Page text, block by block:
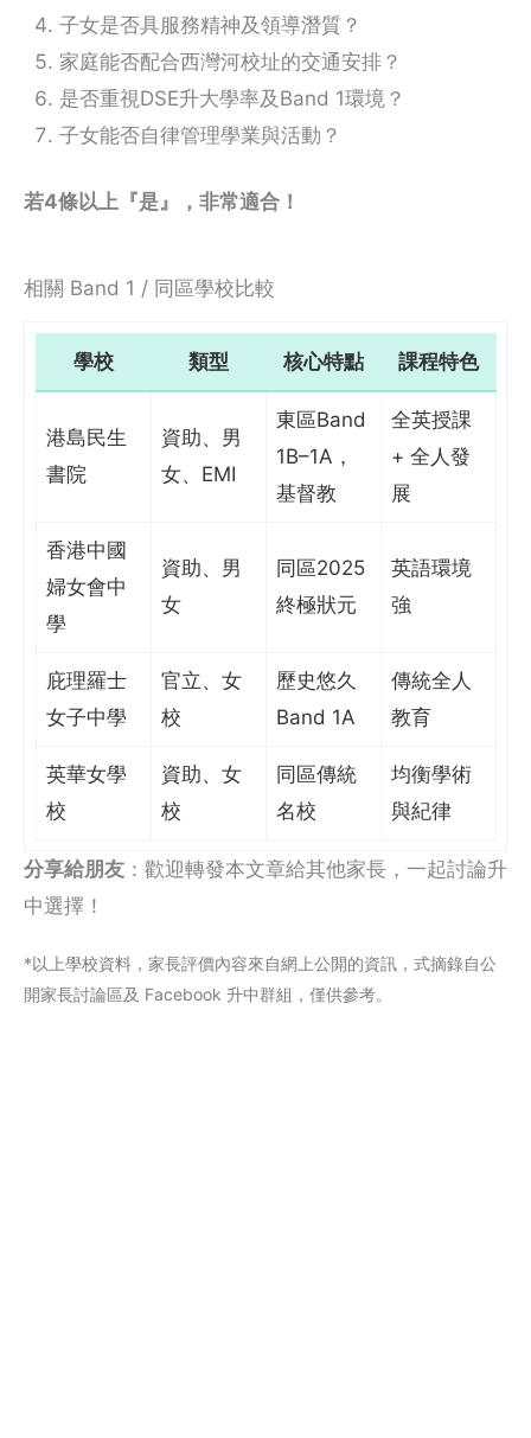
子女是否具服務精神及領導潛質？
家庭能否配合西灣河校址的交通安排？
是否重視DSE升大學率及Band 1環境？
子女能否自律管理學業與活動？
若4條以上『是』，非常適合！
相關 Band 1 / 同區學校比較
學校 類型 核心特點 課程特色
港島民生
書院
資助、男
女、EMI
東區Band
1B–1A，
基督教
全英授課
+ 全人發
展
香港中國
婦女會中
學
資助、男
女
同區2025
終極狀元
英語環境
強
庇理羅士
女子中學
官立、女
校
歷史悠久
Band 1A
傳統全人
教育
英華女學
校
資助、女
校
同區傳統
名校
均衡學術
與紀律
分享給朋友 ：歡迎轉發本文章給其他家長，一起討論升
中選擇！
*以上學校資料，家長評價內容來自網上公閞的資訊，式摘錄自公
開家長討論區及 Facebook 升中群組，僅供參考。